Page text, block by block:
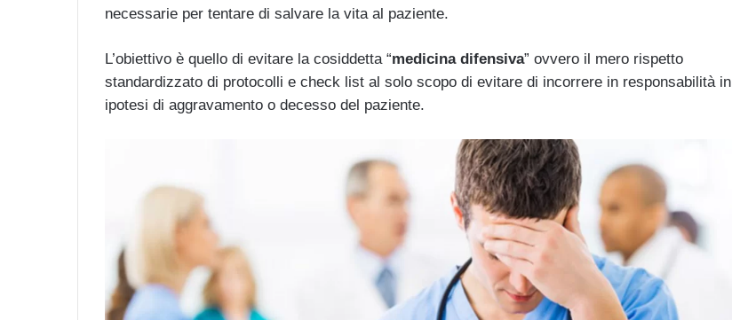
necessarie per tentare di salvare la vita al paziente.
L’obiettivo è quello di evitare la cosiddetta “medicina difensiva” ovvero il mero rispetto
standardizzato di protocolli e check list al solo scopo di evitare di incorrere in responsabilità in
ipotesi di aggravamento o decesso del paziente.